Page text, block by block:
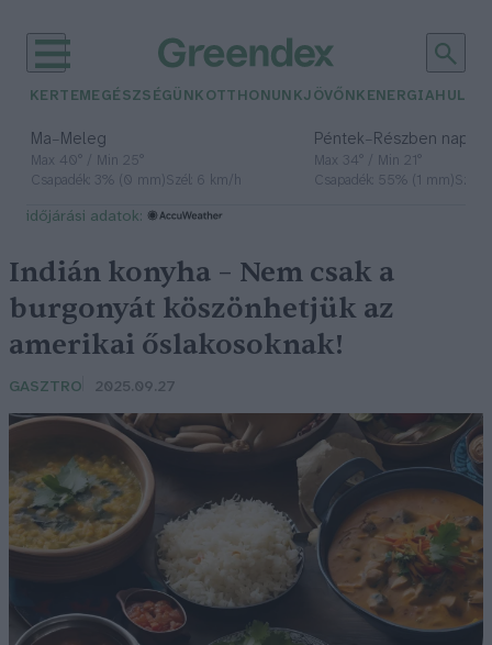
KERTEM EGÉSZSÉGÜNK OTTHONUNKJÖVŐNK ENERGIA
Ma– Meleg
Max 40° / Min 25°
Csapadék: 3% (0 mm)Szél: 6 km/h
Péntek– Részben
Max 34° / Min 21°
Csapadék: 55% (1 mm)Szél:
időjárási adatok:
Indián konyha – Nem csak a
burgonyát köszönhetjük az
amerikai őslakosoknak!
GASZTRO 2025.09.27